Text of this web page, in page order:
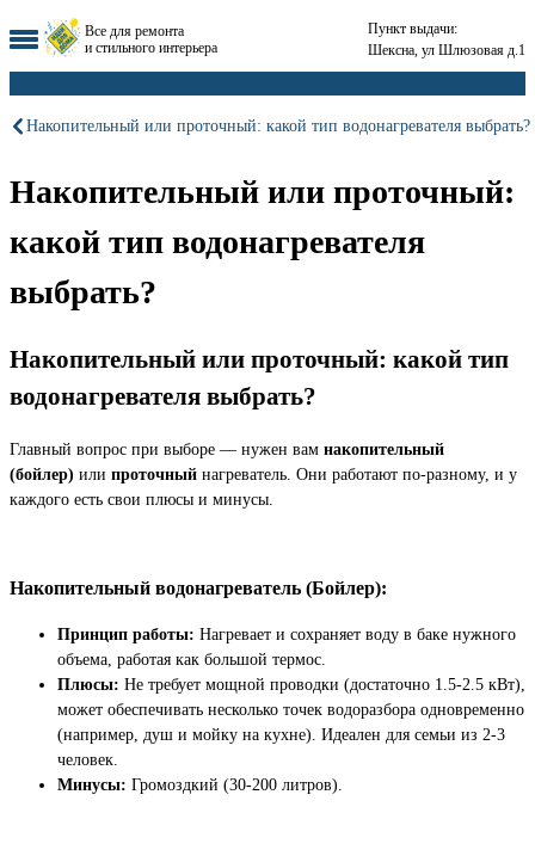
Все для ремонта
и стильного интерьера
Пункт выдачи:
Шексна, ул Шлюзовая д.1
Накопительный или проточный: какой тип водонагревателя выбрать?
Накопительный или проточный:
какой тип водонагревателя
выбрать?
Накопительный или проточный: какой тип
водонагревателя выбрать?
Главный вопрос при выборе — нужен вам накопительный
(бойлер) или проточный нагреватель. Они работают по-разному, и у
каждого есть свои плюсы и минусы.
Накопительный водонагреватель (Бойлер):
Принцип работы: Нагревает и сохраняет воду в баке нужного
объема, работая как большой термос.
Плюсы: Не требует мощной проводки (достаточно 1.5-2.5 кВт),
может обеспечивать несколько точек водоразбора одновременно
(например, душ и мойку на кухне). Идеален для семьи из 2-3
человек.
Минусы: Громоздкий (30-200 литров).